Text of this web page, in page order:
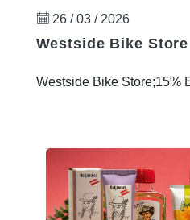
26 / 03 / 2026
Westside Bike Store
Westside Bike Store;15%